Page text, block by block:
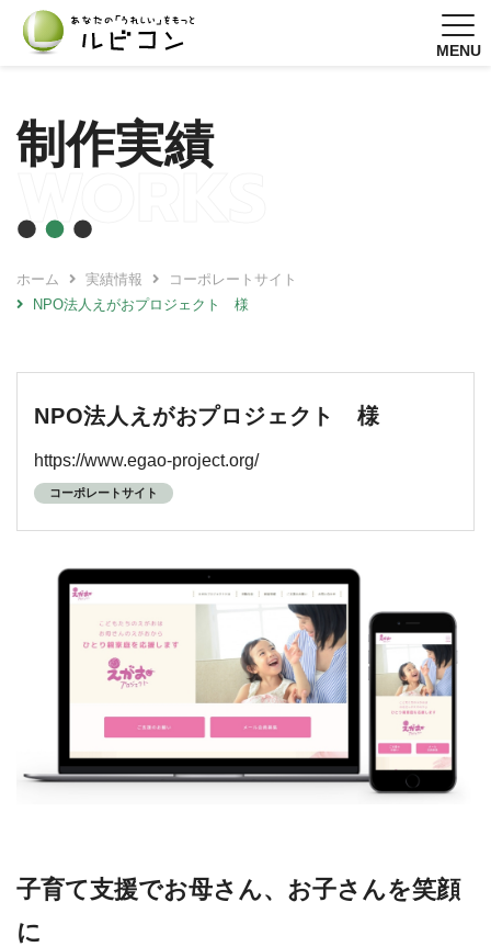
MENU
制作実績
WORKS
ホーム 実績情報
コーポレートサイト
NPO法人えがおプロジェクト 様
NPO法人えがおプロジェクト 様
https://www.egao-project.org/
コーポレートサイト
子育て支援でお母さん、お子さんを笑顔
に